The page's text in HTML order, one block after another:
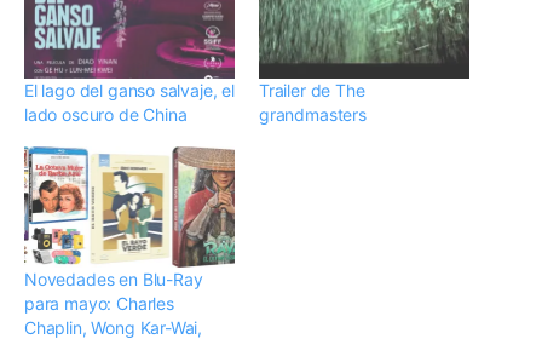
El lago del ganso salvaje, el
lado oscuro de China
Trailer de The
grandmasters
Novedades en Blu-Ray
para mayo: Charles
Chaplin, Wong Kar-Wai,